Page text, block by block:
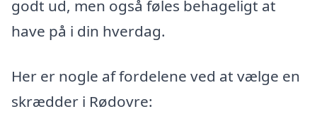
godt ud, men også føles behageligt at
have på i din hverdag.
Her er nogle af fordelene ved at vælge en
skrædder i Rødovre: